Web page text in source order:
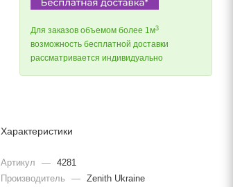
Для заказов объемом более 1м3
возможность бесплатной доставки
рассматривается индивидуально
Характеристики
Артикул — 4281
Производитель
— Zenith Ukraine